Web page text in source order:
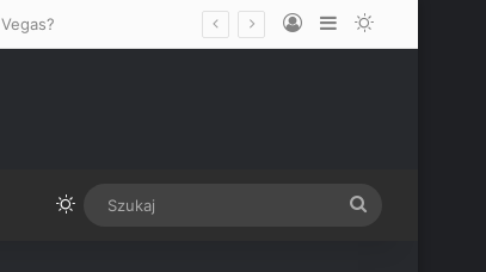
Log InSidebarSwitch skin
Switch skin